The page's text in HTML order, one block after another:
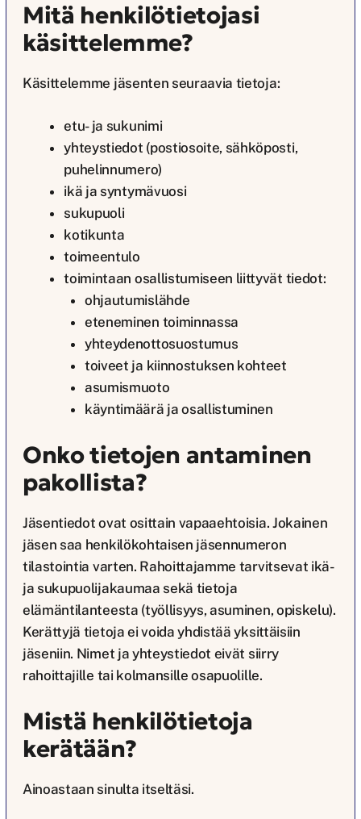
Mitä henkilötietojasi
käsittelemme?
Käsittelemme jäsenten seuraavia tietoja:
etu- ja sukunimi
yhteystiedot (postiosoite, sähköposti,
puhelinnumero)
ikä ja syntymävuosi
sukupuoli
kotikunta
toimeentulo
toimintaan osallistumiseen liittyvät tiedot:
ohjautumislähde
eteneminen toiminnassa
yhteydenottosuostumus
toiveet ja kiinnostuksen kohteet
asumismuoto
käyntimäärä ja osallistuminen
Onko tietojen antaminen
pakollista?
Jäsentiedot ovat osittain vapaaehtoisia. Jokainen
jäsen saa henkilökohtaisen jäsennumeron
tilastointia varten. Rahoittajamme tarvitsevat ikä-
ja sukupuolijakaumaa sekä tietoja
elämäntilanteesta (työllisyys, asuminen, opiskelu).
Kerättyjä tietoja ei voida yhdistää yksittäisiin
jäseniin. Nimet ja yhteystiedot eivät siirry
rahoittajille tai kolmansille osapuolille.
Mistä henkilötietoja
kerätään?
Ainoastaan sinulta itseltäsi.